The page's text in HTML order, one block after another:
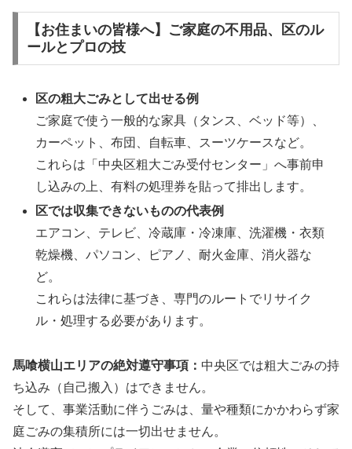
【お住まいの皆様へ】ご家庭の不用品、区のル
ールとプロの技
区の粗大ごみとして出せる例
ご家庭で使う一般的な家具（タンス、ベッド等）、
カーペット、布団、自転車、スーツケースなど。
これらは「中央区粗大ごみ受付センター」へ事前申
し込みの上、有料の処理券を貼って排出します。
区では収集できないものの代表例
エアコン、テレビ、冷蔵庫・冷凍庫、洗濯機・衣類
乾燥機、パソコン、ピアノ、耐火金庫、消火器な
ど。
これらは法律に基づき、専門のルートでリサイク
ル・処理する必要があります。
馬喰横山エリアの絶対遵守事項： 中央区では粗大ごみの持
ち込み（自己搬入）はできません。
そして、事業活動に伴うごみは、量や種類にかかわらず家
庭ごみの集積所には一切出せません。